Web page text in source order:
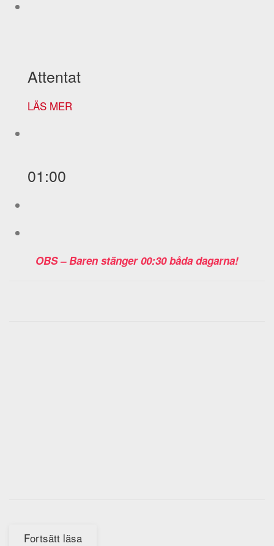
Attentat
LÄS MER
01:00
OBS – Baren stänger 00:30 båda dagarna!
Fortsätt läsa